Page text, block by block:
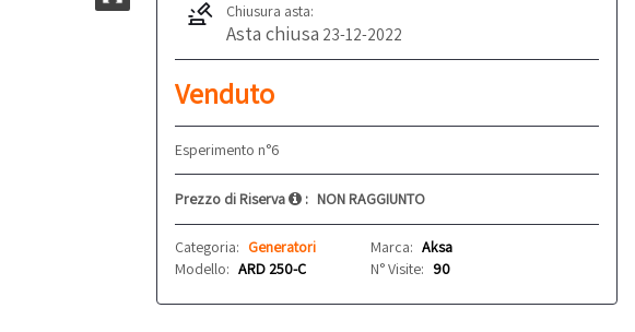
Chiusura asta:
Asta chiusa 23-12-2022
Venduto
Esperimento n°6
Prezzo di Riserva : NON RAGGIUNTO
Categoria: Generatori Marca: Aksa
Modello: ARD 250-C N° Visite: 90